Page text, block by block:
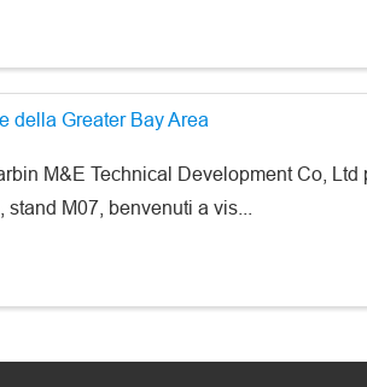
della Greater Bay Area
M&E Technical Development Co,
M07, benvenuti a vis...